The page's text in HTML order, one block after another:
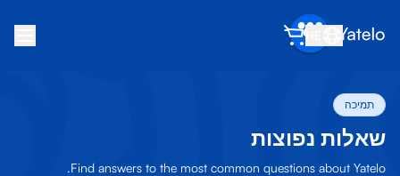
בלוג
אודות
תמיכה
שאלות נפוצות
Find answers to the most common questions about Yatelo.